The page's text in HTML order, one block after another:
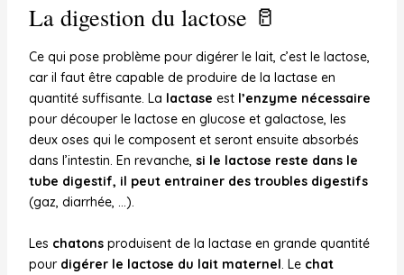
La digestion du lactose 🥛
Ce qui pose problème pour digérer le lait, c’est le lactose,
car il faut être capable de produire de la lactase en
quantité suffisante. La lactase est l’enzyme nécessaire
pour découper le lactose en glucose et galactose, les
deux oses qui le composent et seront ensuite absorbés
dans l’intestin. En revanche, si le lactose reste dans le
tube digestif, il peut entrainer des troubles digestifs
(gaz, diarrhée, …).
Les chatonsproduisent de la lactase en grande quantité
pour digérer le lactose du lait maternel. Le chat